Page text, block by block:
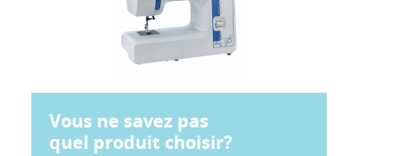
Vous ne savez pas
quel produit choisir?